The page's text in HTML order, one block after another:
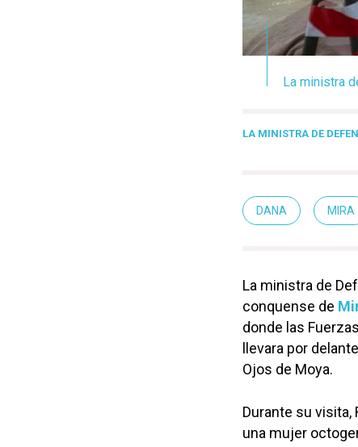
La ministra
LA MINISTRA DE
DANA MIRA
La ministra de
conquense de
donde las
llevara por
Ojos de Moya.
Durante su
una mujer